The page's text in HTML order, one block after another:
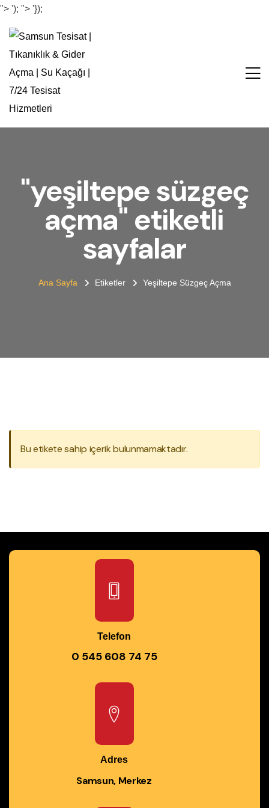
"> '); "> '});
"yeşiltepe süzgeç
açma" etiketli
sayfalar
Ana Sayfa Etiketler Yeşiltepe Süzgeç Açma
Bu etikete sahip içerik bulunmamaktadır.
Telefon
0 545 608 74 75
Adres
Samsun, Merkez